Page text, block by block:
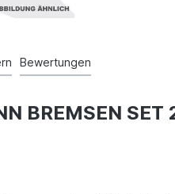
Bewertungen
BREMSEN SET